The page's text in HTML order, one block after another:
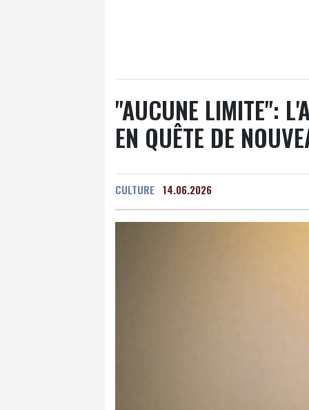
"AUCUNE LIMITE":
EN QUÊTE DE
CULTURE 14.06.2026